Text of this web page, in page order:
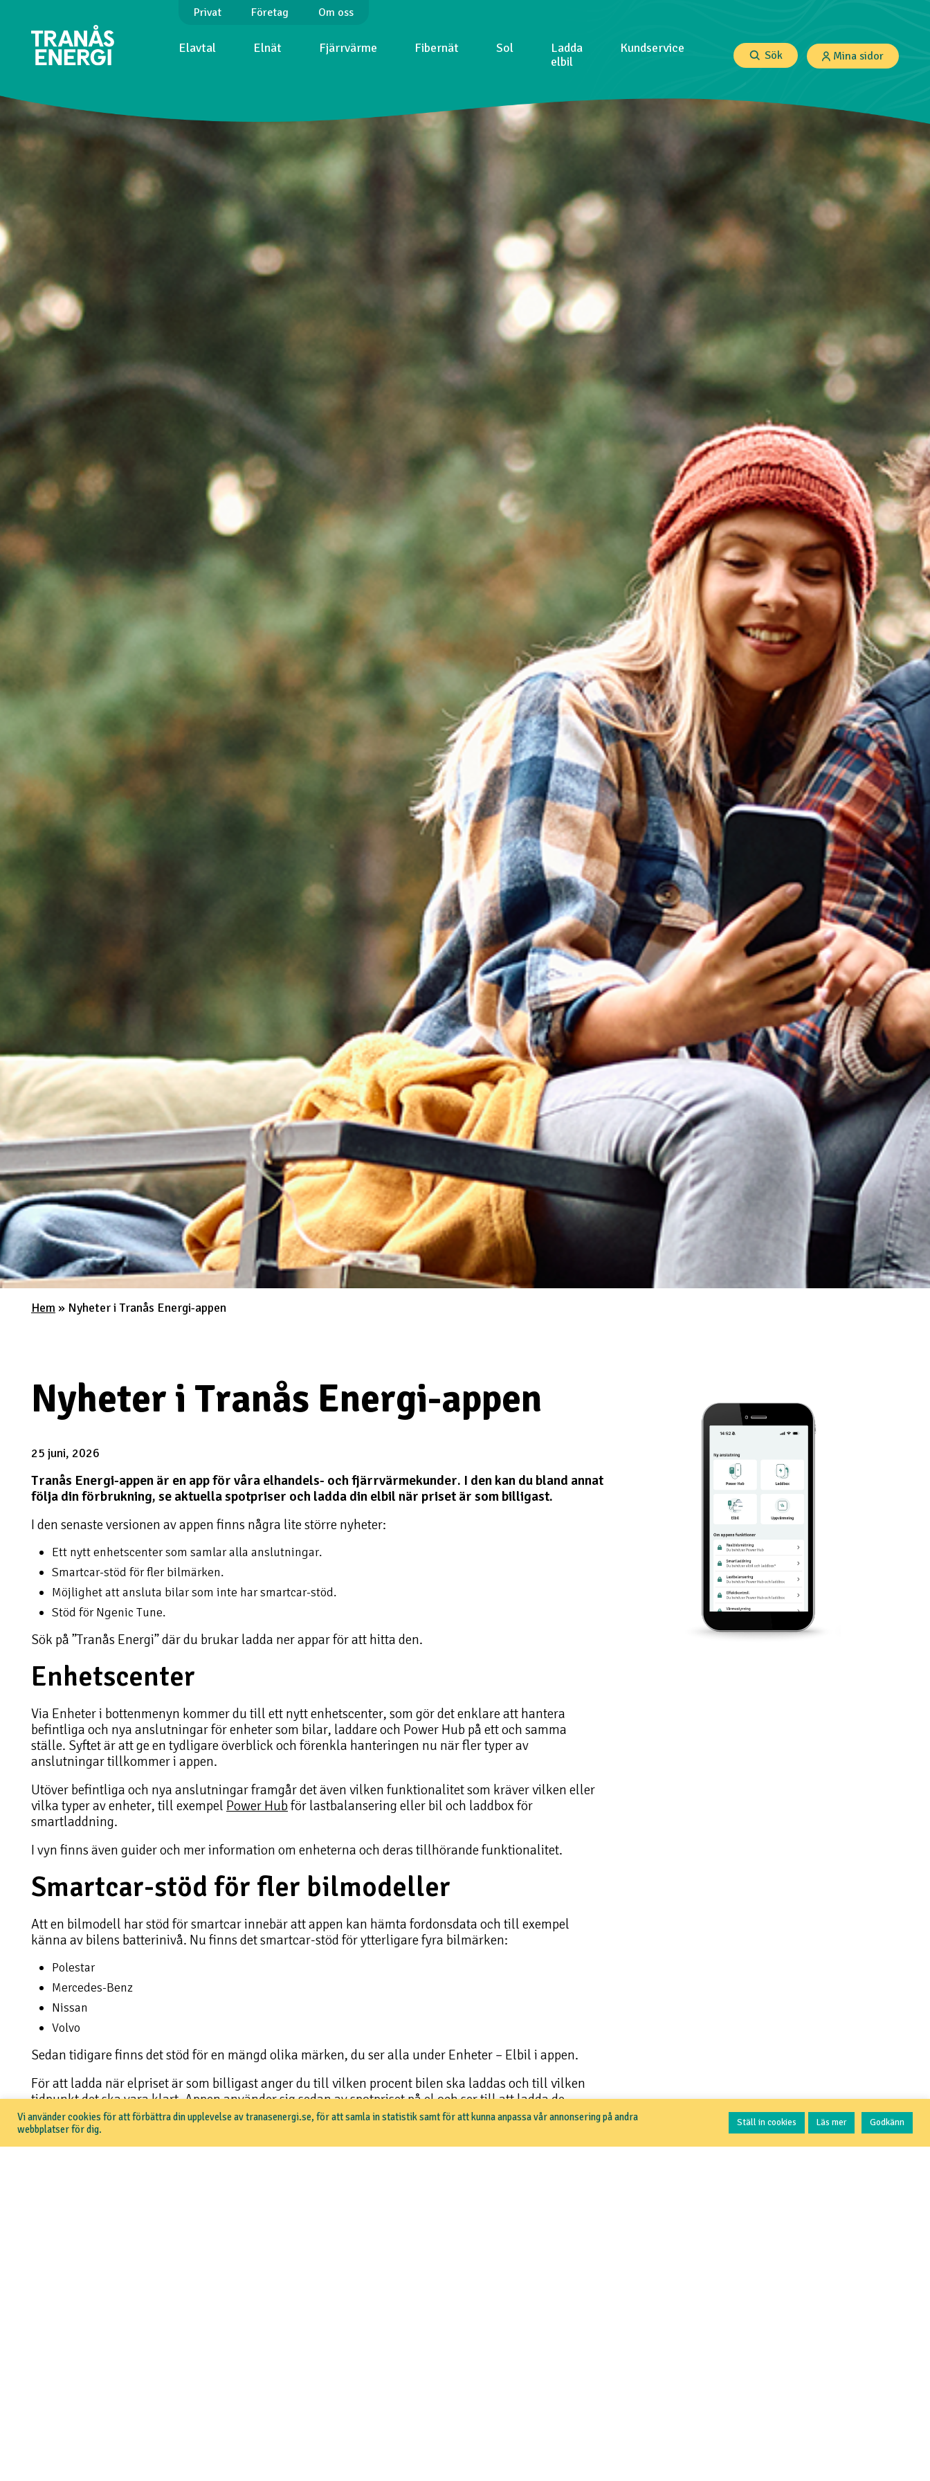
Privat Företag Om oss
Elavtal Elnät Fjärrvärme Fibernät Sol
Ladda
elbil
Kundservice Sök Mina sidor
Hem » Nyheter i Tranås Energi-appen
Nyheter i Tranås Energi-appen
25 juni, 2026
Tranås Energi-appen är en app för våra elhandels- och fjärrvärmekunder. I den kan du bland annat
följa din förbrukning, se aktuella spotpriser och ladda din elbil när priset är som billigast.
I den senaste versionen av appen finns några lite större nyheter:
Ett nytt enhetscenter som samlar alla anslutningar.
Smartcar-stöd för fler bilmärken.
Möjlighet att ansluta bilar som inte har smartcar-stöd.
Stöd för Ngenic Tune.
Sök på ”Tranås Energi” där du brukar ladda ner appar för att hitta den.
Enhetscenter
Via Enheter i bottenmenyn kommer du till ett nytt enhetscenter, som gör det enklare att hantera
befintliga och nya anslutningar för enheter som bilar, laddare och Power Hub på ett och samma
ställe. Syftet är att ge en tydligare överblick och förenkla hanteringen nu när fler typer av
anslutningar tillkommer i appen.
Utöver befintliga och nya anslutningar framgår det även vilken funktionalitet som kräver vilken eller
vilka typer av enheter, till exempel Power Hub för lastbalansering eller bil och laddbox för
smartladdning.
I vyn finns även guider och mer information om enheterna och deras tillhörande funktionalitet.
Smartcar-stöd för fler bilmodeller
Att en bilmodell har stöd för smartcar innebär att appen kan hämta fordonsdata och till exempel
känna av bilens batterinivå. Nu finns det smartcar-stöd för ytterligare fyra bilmärken:
Polestar
Mercedes-Benz
Nissan
Volvo
Sedan tidigare finns det stöd för en mängd olika märken, du ser alla under Enheter – Elbil i appen.
För att ladda när elpriset är som billigast anger du till vilken procent bilen ska laddas och till vilken
tidpunkt det ska vara klart. Appen använder sig sedan av spotpriset på el och ser till att ladda de
timmar då priset är som lägst.
Anslut el- och hybridbilar som inte har
Vi använder cookies för att förbättra din upplevelse av tranasenergi.se, för att samla in statistik samt för att kunna anpassa vår annonsering på andra
webbplatser för dig.
Ställ in cookies Läs mer Godkänn
Kontakta oss